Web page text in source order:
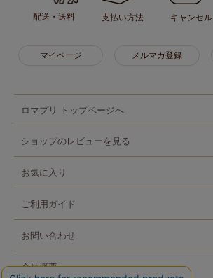
配送・送料 支払い方法 キャンセル
マイページ メルマガ登録
ロマプリ トップページへ
ショップのレビューを見る
お気に入り
ご利用ガイド
お問い合わせ
会社概要